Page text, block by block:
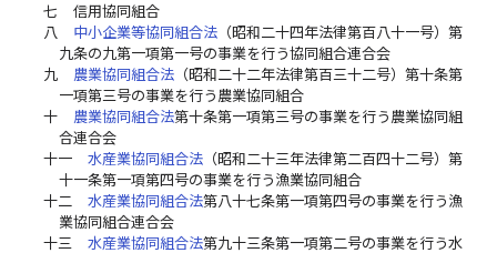
七
信用協同組合
八
中小企業等協同組合法（昭和二十四年法律第百八十一号）第
九条の九第一項第一号の事業を行う協同組合連合会
九
農業協同組合法（昭和二十二年法律第百三十二号）第十条第
一項第三号の事業を行う農業協同組合
十
農業協同組合法第十条第一項第三号の事業を行う農業協同組
合連合会
十一
水産業協同組合法（昭和二十三年法律第二百四十二号）第
十一条第一項第四号の事業を行う漁業協同組合
十二
水産業協同組合法第八十七条第一項第四号の事業を行う漁
業協同組合連合会
十三
水産業協同組合法第九十三条第一項第二号の事業を行う水